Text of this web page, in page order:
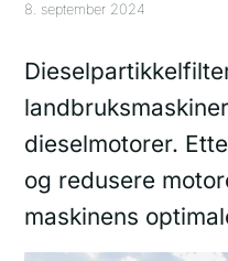
8. september 2024
dieselmotorer.
og redusere
maskinens